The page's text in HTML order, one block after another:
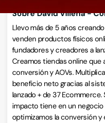
Sobre David Villena -
Llevo más de 5 años
venden productos físicos
fundadores y creadores a
Creamos tiendas online que
conversión y AOVs.
beneficio neto gracias al
lanzado + de 37
impacto tiene en un negocio
optimizamos la conversión y